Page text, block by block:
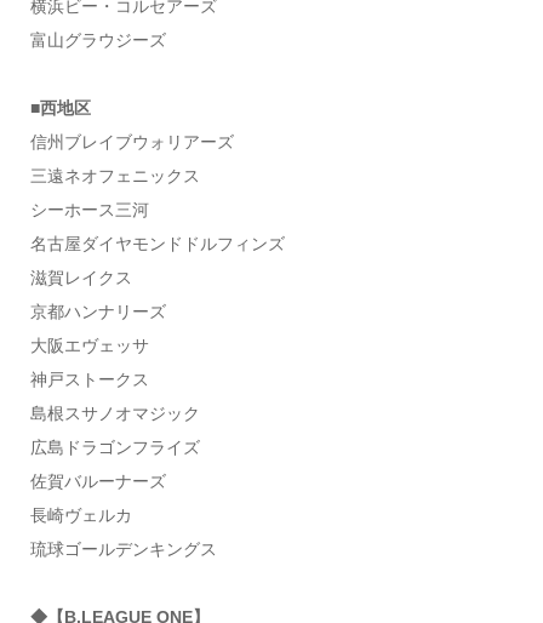
横浜ビー・コルセアーズ
富山グラウジーズ
■西地区
信州ブレイブウォリアーズ
三遠ネオフェニックス
シーホース三河
名古屋ダイヤモンドドルフィンズ
滋賀レイクス
京都ハンナリーズ
大阪エヴェッサ
神戸ストークス
島根スサノオマジック
広島ドラゴンフライズ
佐賀バルーナーズ
長崎ヴェルカ
琉球ゴールデンキングス
◆【B.LEAGUE ONE】